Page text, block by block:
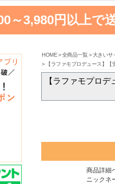
～3,980円以上で
HOME 全商品一覧 大きい
【ラファモプロデュース】
【ラファモプロ
商品詳細
ニックネ